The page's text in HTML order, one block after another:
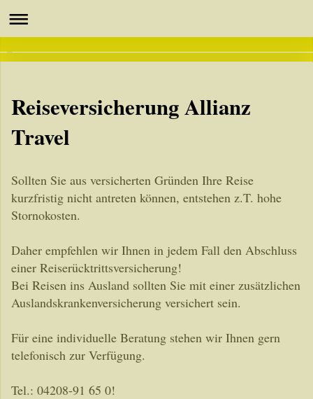
Reiseversicherung Allianz
Travel
Sollten Sie aus versicherten Gründen Ihre Reise
kurzfristig nicht antreten können, entstehen z.T. hohe
Stornokosten.
Daher empfehlen wir Ihnen in jedem Fall den Abschluss
einer Reiserücktrittsversicherung!
Bei Reisen ins Ausland sollten Sie mit einer zusätzlichen
Auslandskrankenversicherung versichert sein.
Für eine individuelle Beratung stehen wir Ihnen gern
telefonisch zur Verfügung.
Tel.: 04208-91 65 0!